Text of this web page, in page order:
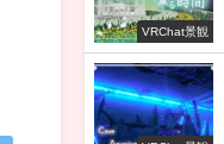
VRChat景観